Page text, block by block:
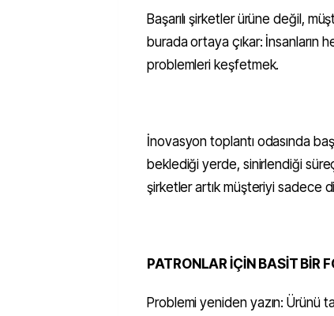
Başarılı şirketler ürüne değil,
burada ortaya çıkar: İnsanların
problemleri keşfetmek.
İnovasyon toplantı odasında
beklediği yerde, sinirlendiği
şirketler artık müşteriyi sadece
PATRONLAR İÇİN BASİT BİR
Problemi yeniden yazın: Ürünü